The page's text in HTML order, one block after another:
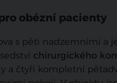
obézní pacienty
s pěti nadzemními a
chirurgického
a čtyři kompletní